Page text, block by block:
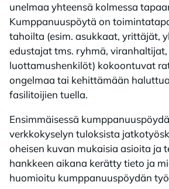
unelmaa yhteensä kolmessa
Kumppanuuspöytä on
tahoilta (esim. asukkaat, yrittäjät,
edustajat tms. ryhmä, viranhaltijat,
luottamushenkilöt) kokoontuvat
ongelmaa tai kehittämään
fasilitoijien tuella.
Ensimmäisessä
verkkokyselyn tuloksista
oheisen kuvan mukaisia asioita ja
hankkeen aikana kerätty tieto ja
huomioitu kumppanuuspöydän